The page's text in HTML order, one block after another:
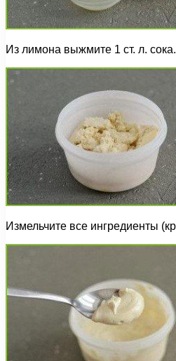
Из лимона выжмите 1 ст. л. сока.
Измельчите все ингредиенты